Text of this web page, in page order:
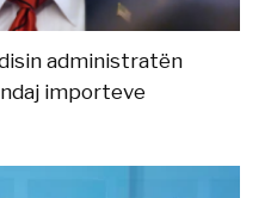
administratën
importeve